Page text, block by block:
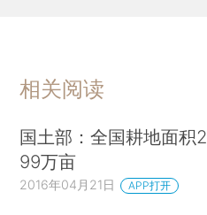
相关阅读
国土部：全国耕地面积
99万亩
2016年04月21日 APP打开